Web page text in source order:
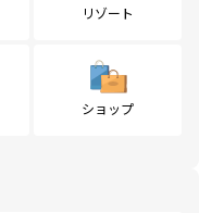
リゾート
ショップ